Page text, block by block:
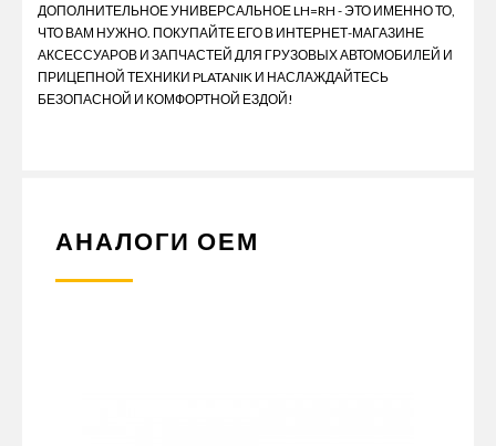
ДОПОЛНИТЕЛЬНОЕ УНИВЕРСАЛЬНОЕ LH=RH - ЭТО ИМЕННО ТО,
ЧТО ВАМ НУЖНО. ПОКУПАЙТЕ ЕГО В ИНТЕРНЕТ-МАГАЗИНЕ
АКСЕССУАРОВ И ЗАПЧАСТЕЙ ДЛЯ ГРУЗОВЫХ АВТОМОБИЛЕЙ И
ПРИЦЕПНОЙ ТЕХНИКИ PLATANIK И НАСЛАЖДАЙТЕСЬ
БЕЗОПАСНОЙ И КОМФОРТНОЙ ЕЗДОЙ!
АНАЛОГИ ОЕМ